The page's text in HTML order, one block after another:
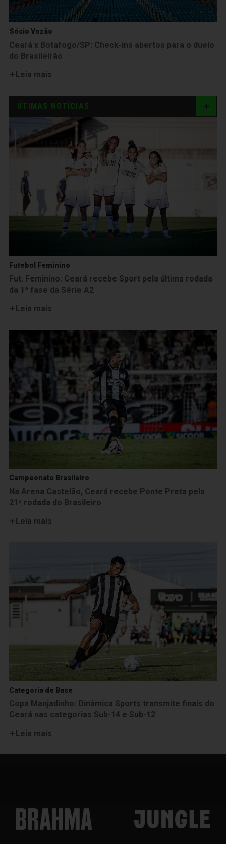
Sócio Vozão
Ceará x Botafogo/SP: Check-ins abertos para o duelo
do Brasileirão
Leia mais
ÚTIMAS NOTÍCIAS
Futebol Feminino
Fut. Feminino: Ceará recebe Sport pela última rodada
da 1ª fase da Série A2
Leia mais
Campeonato Brasileiro
Na Arena Castelão, Ceará recebe Ponte Preta pela
21ª rodada do Brasileiro
Leia mais
Categoria de Base
Copa Manjadinho: Dinâmica Sports transmite finais do
Ceará nas categorias Sub-14 e Sub-12
Leia mais